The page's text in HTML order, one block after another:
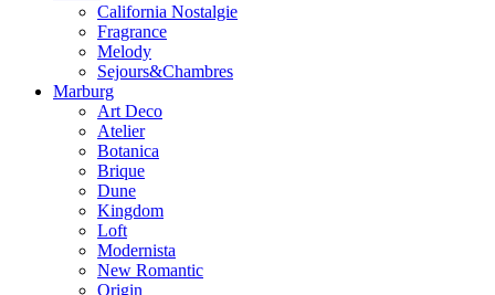
California Nostalgie
Fragrance
Melody
Sejours&Chambres
Marburg
Art Deco
Atelier
Botanica
Brique
Dune
Kingdom
Loft
Modernista
New Romantic
Origin